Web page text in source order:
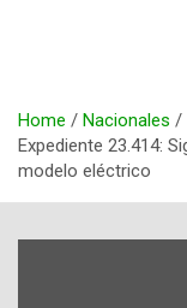
Home
Nacionales
Expediente 23.414:
modelo eléctrico